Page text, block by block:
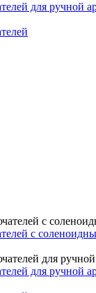
для ручной
с
для ручной